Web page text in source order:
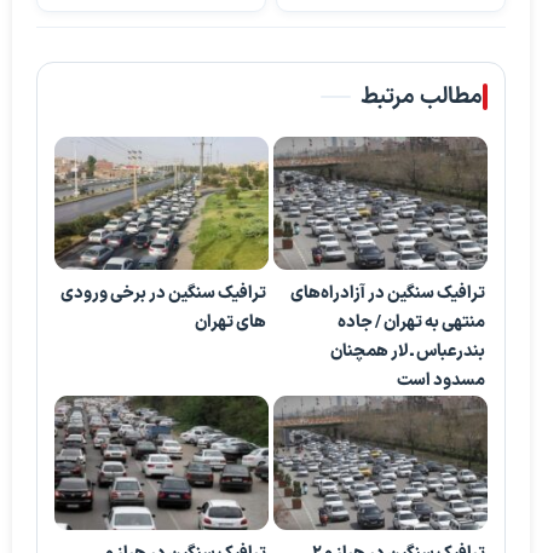
مطالب مرتبط
ترافیک سنگین در آزادراه‌های
منتهی به تهران / جاده
بندرعباس ـ لار همچنان
مسدود است
ترافیک سنگین در برخی ورودی
‌های تهران